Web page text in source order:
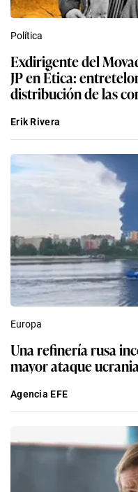
Política
Exdirigente del
JP en Ética:
distribución de las
Erik Rivera
Europa
Una refinería rusa
mayor ataque
Agencia EFE